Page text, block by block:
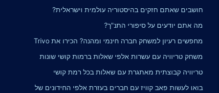
חושבים שאתם חזקים בהיסטוריה עולמית וישראלית?
מה אתם יודעים על סיפורי התנ"ך?
מחפשים רעיון למשחק חברה חינמי ומהנה? הכירו את Trivo
משחק טריוויה עם עשרות אלפי שאלות ברמות קושי שונות
טריוויה קבוצתית מאתגרת עם שאלות בכל רמת קושי
בואו לעשות פאב קוויז עם חברים בעזרת אלפי החידונים של